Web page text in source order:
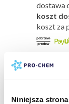
Niniejsza
dostawa
koszt
koszt za
pn-pt
SUPER PRO+